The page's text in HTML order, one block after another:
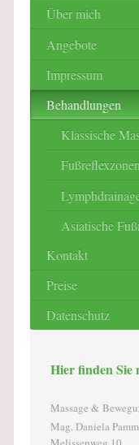
Über mich
Angebote
Impressum
Behandlungen
Klassische
Asiatische
Kontakt
Preise
Datenschutz
Hier finden Sie
Massage &
Mag. Daniela